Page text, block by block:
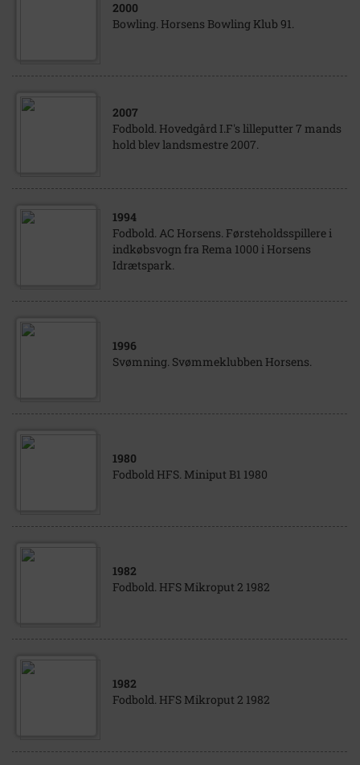
2000
Bowling. Horsens Bowling Klub 91.
2007
Fodbold. Hovedgård I.F's lilleputter 7 mands
hold blev landsmestre 2007.
1994
Fodbold. AC Horsens. Førsteholdsspillere i
indkøbsvogn fra Rema 1000 i Horsens
Idrætspark.
1996
Svømning. Svømmeklubben Horsens.
1980
Fodbold HFS. Miniput B1 1980
1982
Fodbold. HFS Mikroput 2 1982
1982
Fodbold. HFS Mikroput 2 1982